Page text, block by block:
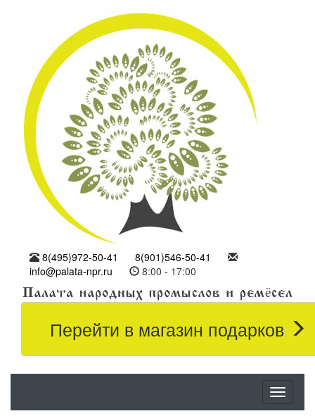
8(495)972-50-41
8(901)546-50-41
info@palata-npr.ru
8:00 - 17:00
Перейти в магазин подарков
Меню